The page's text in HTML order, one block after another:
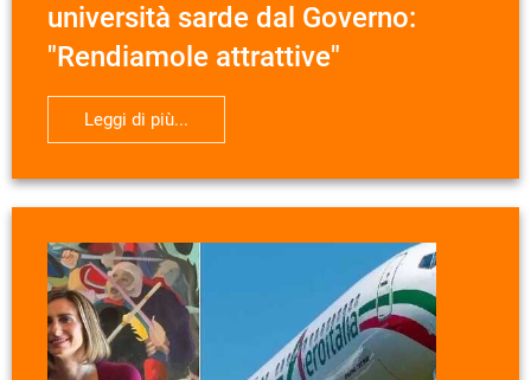
università sarde dal Governo:
"Rendiamole attrattive"
Leggi di più...